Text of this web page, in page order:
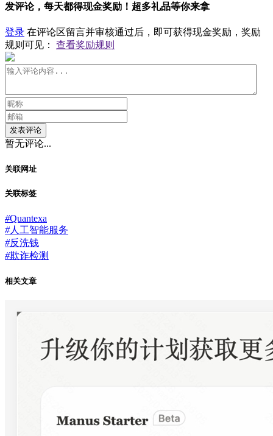
发评论，每天都得现金奖励！超多礼品等你来拿
登录 在评论区留言并审核通过后，即可获得现金奖励，奖励
规则可见： 查看奖励规则
发表评论
暂无评论...
关联网址
关联标签
#Quantexa
#人工智能服务
#反洗钱
#欺诈检测
相关文章